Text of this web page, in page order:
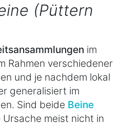
(Püttern
im
Rahmen verschiedener
und je nachdem lokal
generalisiert im
Sind beide Beine
Ursache meist nicht in